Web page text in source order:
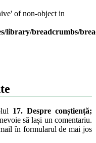
of non-object in
library/breadcrumbs/
17. Despre conștiență;
să lași un comentariu.
în formularul de mai jos